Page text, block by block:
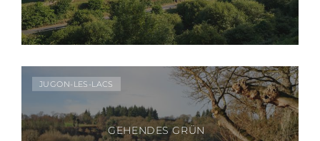
GEHENDES GRÜN
JUGON-LES-LACS